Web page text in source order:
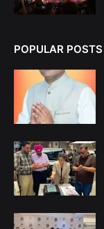
POPULAR POSTS